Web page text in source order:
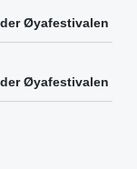
Øyafestivalen
Øyafestivalen